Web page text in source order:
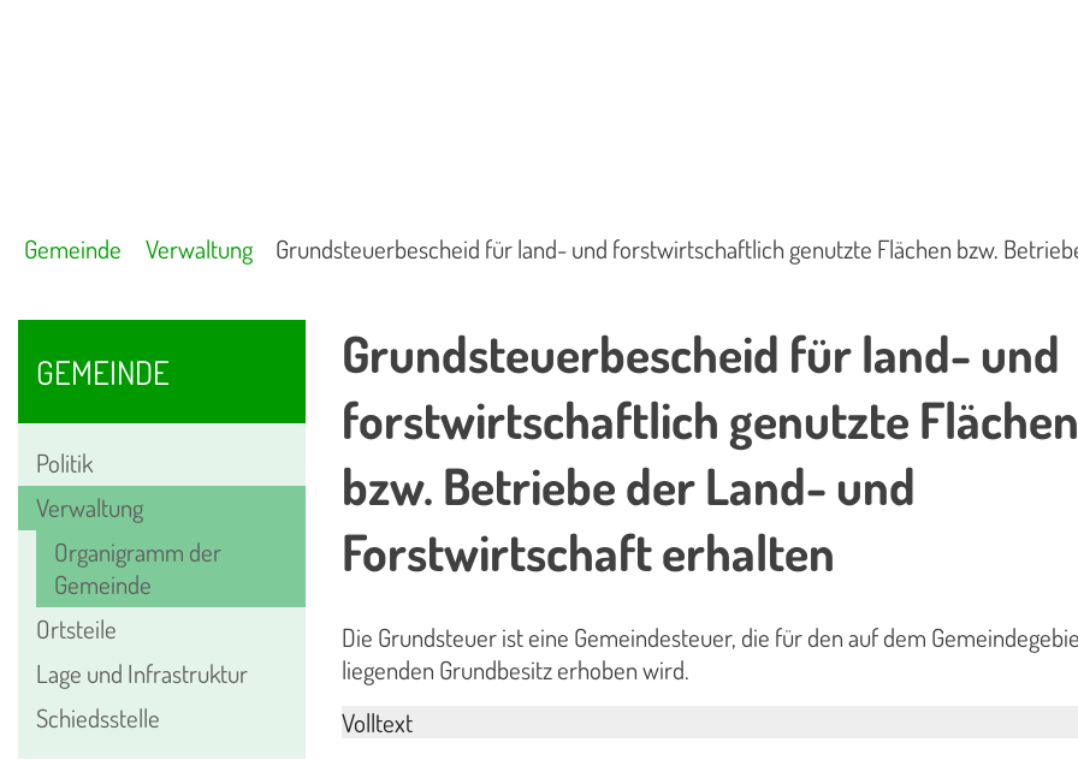
Gemeinde Verwaltung Grundsteuerbescheid für land- und forstwirtschaftlich genutzte Flächen bzw.
GEMEINDE
Politik
Verwaltung
Organigramm der
Gemeinde
Ortsteile
Lage und Infrastruktur
Schiedsstelle
Grundsteuerbescheid für land- und
forstwirtschaftlich genutzte Flächen
bzw. Betriebe der Land- und
Forstwirtschaft erhalten
Die Grundsteuer ist eine Gemeindesteuer, die für den auf dem
liegenden Grundbesitz erhoben wird.
Volltext